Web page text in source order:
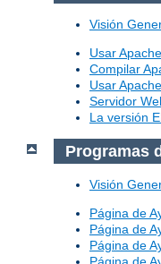
Visión
Usar
Compilar
Usar
Servidor
La versión
Programas
Visión
Página de
Página de
Página de